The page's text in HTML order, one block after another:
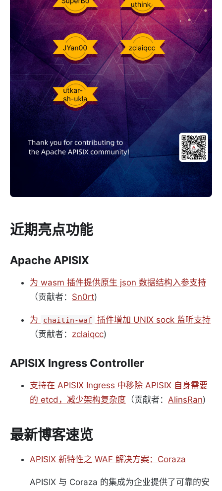
近期亮点功能
Apache APISIX
为 wasm 插件提供原生 json 数据结构入参支持
（贡献者： Sn0rt)
为 chaitin-waf
插件增加 UNIX sock 监听支持
（贡献者： zclaiqcc)
APISIX Ingress Controller
支持在 APISIX Ingress 中移除 APISIX 自身需要
的 etcd，减少架构复杂度 （贡献者： AlinsRan)
最新博客速览
APISIX 新特性之 WAF 解决方案：Coraza
APISIX 与 Coraza 的集成为企业提供了可靠的安